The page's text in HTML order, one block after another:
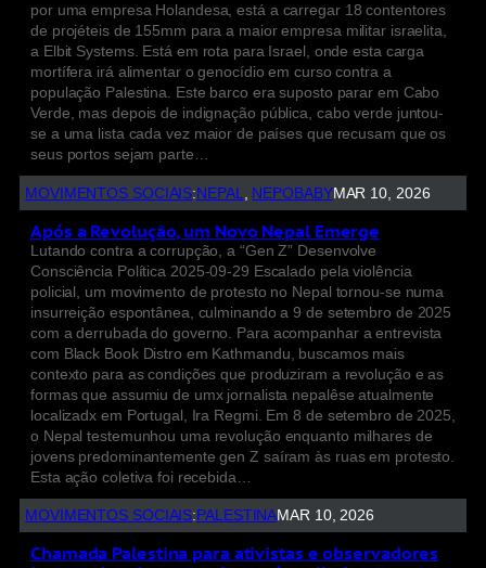
por uma empresa Holandesa, está a carregar 18 contentores
de projéteis de 155mm para a maior empresa militar israelita,
a Elbit Systems. Está em rota para Israel, onde esta carga
mortífera irá alimentar o genocídio em curso contra a
população Palestina. Este barco era suposto parar em Cabo
Verde, mas depois de indignação pública, cabo verde juntou-
se a uma lista cada vez maior de países que recusam que os
seus portos sejam parte…
MOVIMENTOS SOCIAIS:NEPAL NEPOBABYMAR 10, 2026
Após a Revolução, um Novo Nepal Emerge
Lutando contra a corrupção, a “Gen Z” Desenvolve
Consciência Política 2025-09-29 Escalado pela violência
policial, um movimento de protesto no Nepal tornou-se numa
insurreição espontânea, culminando a 9 de setembro de 2025
com a derrubada do governo. Para acompanhar a entrevista
com Black Book Distro em Kathmandu, buscamos mais
contexto para as condições que produziram a revolução e as
formas que assumiu de umx jornalista nepalêse atualmente
localizadx em Portugal, Ira Regmi. Em 8 de setembro de 2025,
o Nepal testemunhou uma revolução enquanto milhares de
jovens predominantemente gen Z saíram às ruas em protesto.
Esta ação coletiva foi recebida…
MOVIMENTOS SOCIAIS: PALESTINAMAR 10, 2026
Chamada Palestina para ativistas e observadores